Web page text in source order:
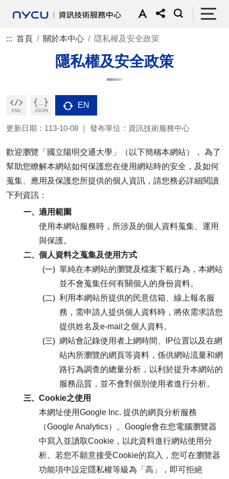
::: 首頁 關於本中心 隱私權及安全政策
隱私權及安全政策
EN
更新日期：113-10-08 發布單位：資訊技術服務中心
歡迎瀏覽「國立陽明交通大學」（以下簡稱本網站）， 為了
幫助您瞭解本網站如何保護您在使用網站時的安全，及如何
蒐集、應用及保護您所提供的個人資訊，請您務必詳細閱讀
下列資訊：
一、 適用範圍
使用本網站服務時，所涉及的個人資料蒐集、運用
與保護。
二、 個人資料之蒐集及使用方式
(一) 單純在本網站的瀏覽及檔案下載行為，本網站
並不會蒐集任何有關個人的身份資料。
(二) 利用本網站所提供的民意信箱、線上報名服
務，需申請人提供個人資料時，將依需求請您
提供姓名及e-mail之個人資料。
(三) 網站會記錄使用者上網時間、IP位置以及在網
站內所瀏覽的網頁等資料，係供網站流量和網
路行為調查的總量分析，以利於提升本網站的
服務品質，並不會對個別使用者進行分析。
三、 Cookie之使用
本網址使用Google Inc. 提供的網頁分析服務
（Google Analytics）。Google會在您電腦瀏覽器
中寫入並讀取Cookie，以此資料進行網站使用分
析。若您不願意接受Cookie的寫入，您可在瀏覽器
功能項中設定隱私權等級為「高」，即可拒絕